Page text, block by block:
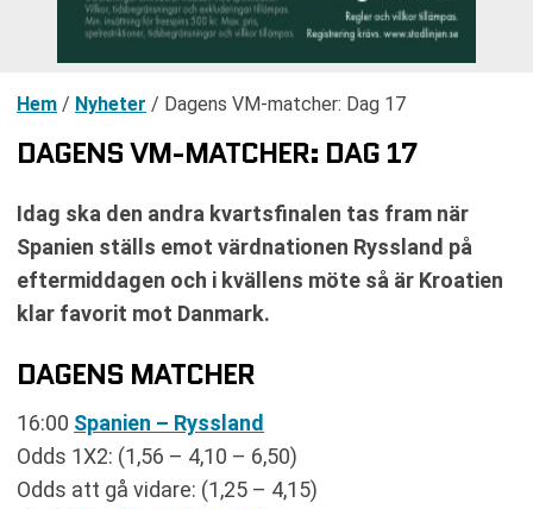
Hem / Nyheter / Dagens VM-matcher: Dag 17
DAGENS VM-MATCHER: DAG 17
Idag ska den andra kvartsfinalen tas fram när
Spanien ställs emot värdnationen Ryssland på
eftermiddagen och i kvällens möte så är Kroatien
klar favorit mot Danmark.
DAGENS MATCHER
16:00 Spanien – Ryssland
Odds 1X2: (1,56 – 4,10 – 6,50)
Odds att gå vidare: (1,25 – 4,15)